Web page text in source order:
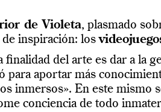
de Violeta, plasmado
inspiración: los
del arte es dar a la
para aportar más
inmersos». En este
conciencia de todo